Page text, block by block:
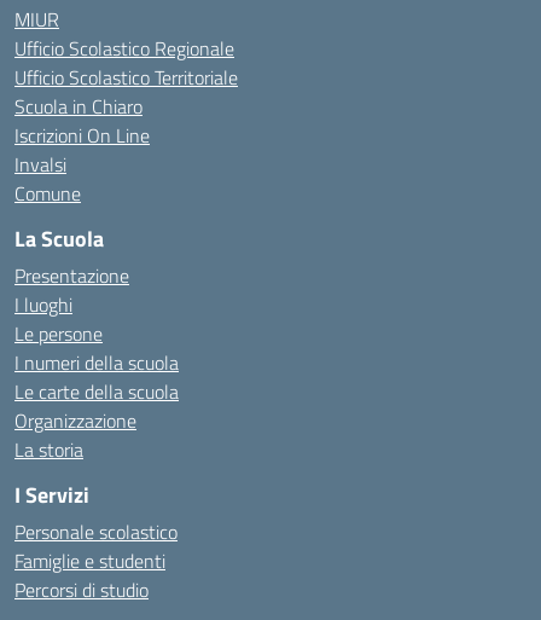
MIUR
Ufficio Scolastico Regionale
Ufficio Scolastico Territoriale
Scuola in Chiaro
Iscrizioni On Line
Invalsi
Comune
La Scuola
Presentazione
I luoghi
Le persone
I numeri della scuola
Le carte della scuola
Organizzazione
La storia
I Servizi
Personale scolastico
Famiglie e studenti
Percorsi di studio